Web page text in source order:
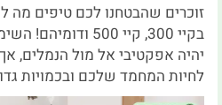
זוכרים שהבטחנו לכם טיפים מה
בקיי 300, קיי 500
יהיה אפקטיבי אל מול הנמלים,
לחיות המחמד שלכם ובכמויות